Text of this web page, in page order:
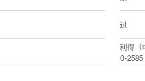
通过
喜利得
820-2585